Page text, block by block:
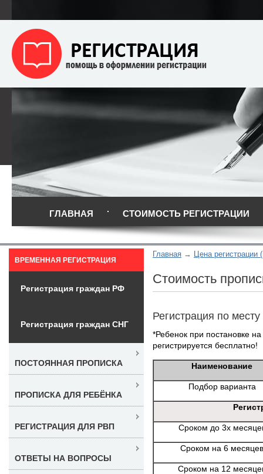
ГЛАВНАЯ СТОИМОСТЬ РЕГИСТРАЦИИ
Главная Цена регистрации
Стоимость
Регистрация по
*Ребенок при постановке
регистрируется бесплатно!
Наименование
Подбор варианта
Сроком до 3х
Сроком на 6 месяцев
Сроком на 12
ВРЕМЕННАЯ РЕГИСТРАЦИЯ
Регистрация граждан РФ
Регистрация граждан СНГ
ПОСТОЯННАЯ ПРОПИСКА
ПРОПИСКА ДЛЯ РЕБЁНКА
РЕГИСТРАЦИЯ ДЛЯ РВП
ОТВЕТЫ НА ВОПРОСЫ